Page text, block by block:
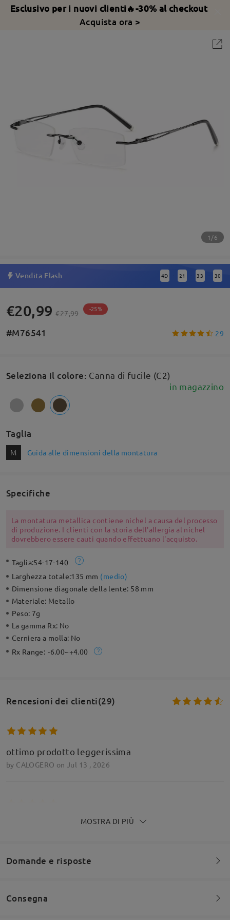
Esclusivo per i nuovi clienti🔥-30% al checkout
Acquista ora >
1/6
Vendita Flash 4D : 21 : 33 : 29
€20,99 €27,99 -25%
#M76541 29
Seleziona il colore: Canna di fucile (C2)
in magazzino
Taglia
M Guida alle dimensioni della montatura
Specifiche
La montatura metallica contiene nichel a causa del processo
di produzione. I clienti con la storia dell'allergia al nichel
dovrebbero essere cauti quando effettuano l'acquisto.
Taglia:54-17-140
Larghezza totale:135 mm (medio)
Dimensione diagonale della lente: 58 mm
Materiale: Metallo
Peso: 7g
La gamma Rx: No
Cerniera a molla: No
Rx Range: -6.00~+4.00
Rencesioni dei clienti(29)
ottimo prodotto leggerissima
by CALOGERO on Jul 13 , 2026
MOSTRA DI PIÙ
Domande e risposte
Siete invitati a lasciare qualsiasi commento sulla montatura.
Consegna